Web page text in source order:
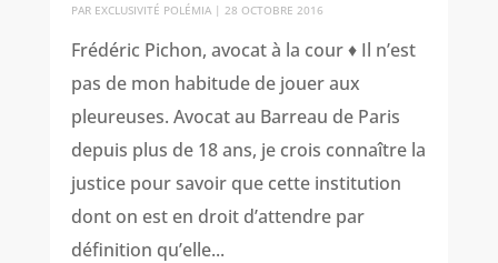
PAR EXCLUSIVITÉ POLÉMIA| 28 OCTOBRE 2016
Frédéric Pichon, avocat à la cour ♦ Il n’est
pas de mon habitude de jouer aux
pleureuses. Avocat au Barreau de Paris
depuis plus de 18 ans, je crois connaître la
justice pour savoir que cette institution
dont on est en droit d’attendre par
définition qu’elle...